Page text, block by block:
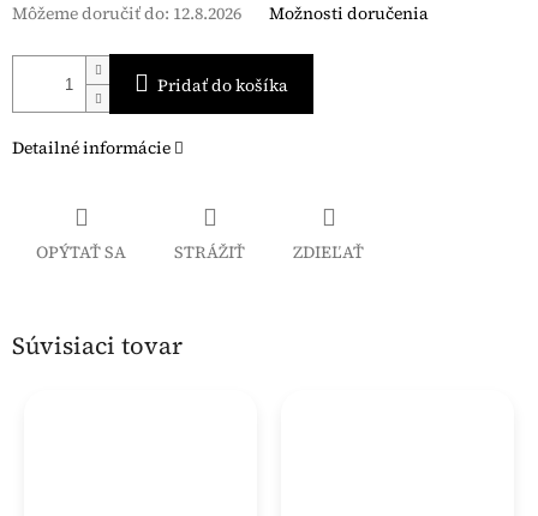
Môžeme doručiť do: 12.8.2026 Možnosti doručenia
Pridať do košíka
Detailné informácie
OPÝTAŤ SA STRÁŽIŤ ZDIEĽAŤ
Súvisiaci tovar